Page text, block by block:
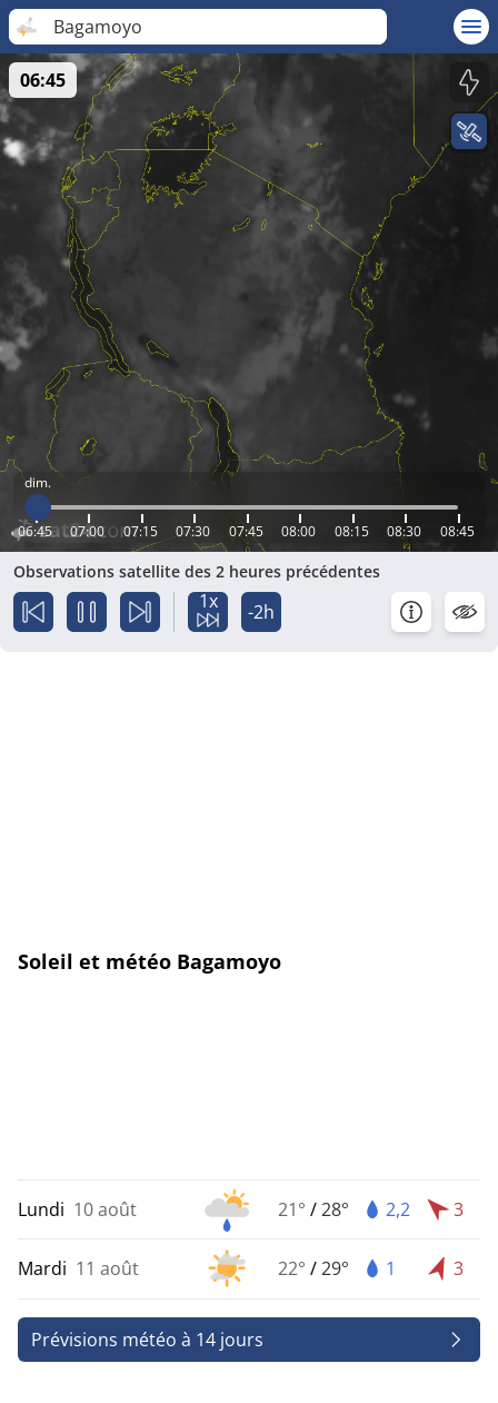
Bagamoyo
dim.
06:45 07:00 07:15 07:30 07:45 08:00 08:15 08:30 08:45
06:45
Observations satellite des 2 heures précédentes
1x -2h
Soleil et météo Bagamoyo
Lundi 10 août 21° /28° 2,2 3
Mardi 11 août 22° /29° 1 3
Prévisions météo à 14 jours